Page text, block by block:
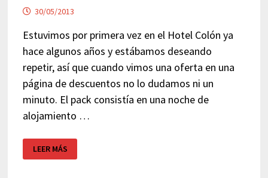
30/05/2013
Estuvimos por primera vez en el Hotel Colón ya
hace algunos años y estábamos deseando
repetir, así que cuando vimos una oferta en una
página de descuentos no lo dudamos ni un
minuto. El pack consistía en una noche de
alojamiento …
COLÓN
–
LEER MÁS